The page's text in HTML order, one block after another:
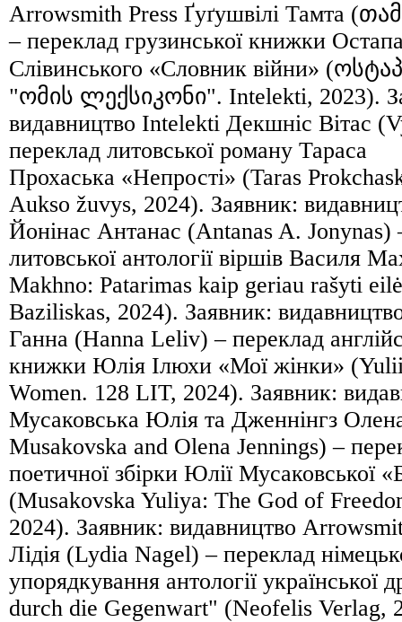
Arrowsmith Press Ґуґушвілі Тамта
– переклад грузинської книжки
Слівинського «Словник війни»
"ომის ლექსიკონი". Intelekti, 2023).
видавництво Intelekti Декшніс Вітас
переклад литовської роману Тараса
Прохаська «Непрості» (Taras
Aukso žuvys, 2024). Заявник:
Йонінас Антанас (Antanas A. Jonynas)
литовської антології віршів Василя
Makhno: Patarimas kaip geriau rašyti
Baziliskas, 2024). Заявник:
Ганна (Hanna Leliv) – переклад
книжки Юлія Ілюхи «Мої жінки»
Women. 128 LIT, 2024). Заявник:
Мусаковська Юлія та Дженнінгз
Musakovska and Olena Jennings) –
поетичної збірки Юлії Мусаковської
(Musakovska Yuliya: The God of
2024). Заявник: видавництво
Лідія (Lydia Nagel) – переклад
упорядкування антології української
durch die Gegenwart" (Neofelis Verlag,